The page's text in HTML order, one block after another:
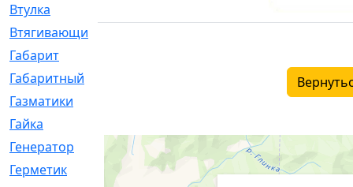
Втулка
Втягивающий
Габарит
Габаритный
Газматики
Гайка
Генератор
[148]
Герметик
[15]